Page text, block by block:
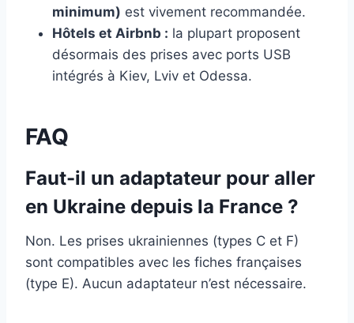
minimum) est vivement recommandée.
Hôtels et Airbnb : la plupart proposent
désormais des prises avec ports USB
intégrés à Kiev, Lviv et Odessa.
FAQ
Faut-il un adaptateur pour aller
en Ukraine depuis la France ?
Non. Les prises ukrainiennes (types C et F)
sont compatibles avec les fiches françaises
(type E). Aucun adaptateur n’est nécessaire.